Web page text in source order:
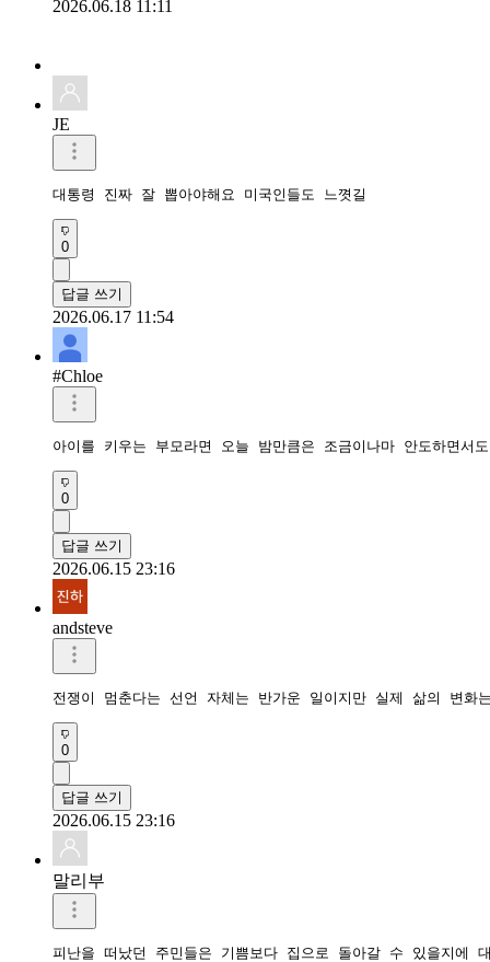
2026.06.18 11:11
JE
대통령 진짜 잘 뽑아야해요 미국인들도 느꼇길
0
답글 쓰기
2026.06.17 11:54
#Chloe
아이를 키우는 부모라면 오늘 밤만큼은 조금이나마 안도하면
0
답글 쓰기
2026.06.15 23:16
andsteve
전쟁이 멈춘다는 선언 자체는 반가운 일이지만 실제 삶의 변
0
답글 쓰기
2026.06.15 23:16
말리부
피난을 떠났던 주민들은 기쁨보다 집으로 돌아갈 수 있을지